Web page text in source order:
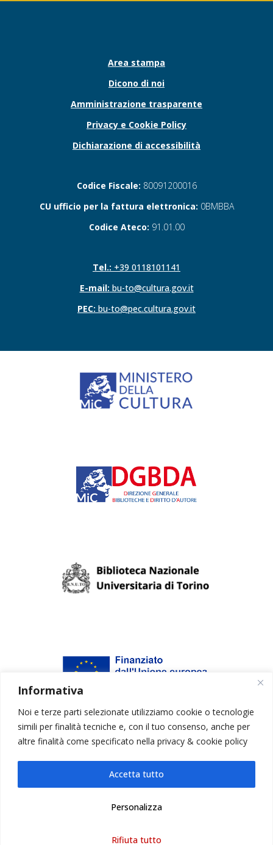
Informativa
Noi e terze parti selezionate utilizziamo cookie o tecnologie
simili per finalità tecniche e, con il tuo consenso, anche per
altre finalità come specificato nella privacy & cookie policy
Personalizza
Rifiuta tutto
Accetta tutto
Area stampa
Dicono di noi
Amministrazione trasparente
Privacy e Cookie Policy
Dichiarazione di accessibilità
Codice Fiscale: 80091200016
CU ufficio per la fattura elettronica: 0BMBBA
Codice Ateco: 91.01.00
Tel.: +39 0118101141
E-mail: bu-to@cultura.gov.it
PEC: bu-to@pec.cultura.gov.it
Copyright © 2026 |Powered by Archibuzz